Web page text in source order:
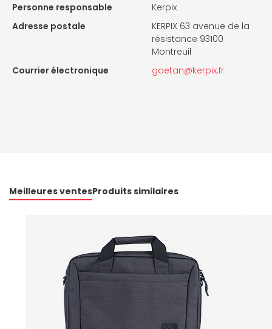
Personne responsable
Kerpix
Adresse postale
KERPIX 63 avenue de la
résistance 93100
Montreuil
Courrier électronique
gaetan@kerpix.fr
Meilleures ventesProduits similaires